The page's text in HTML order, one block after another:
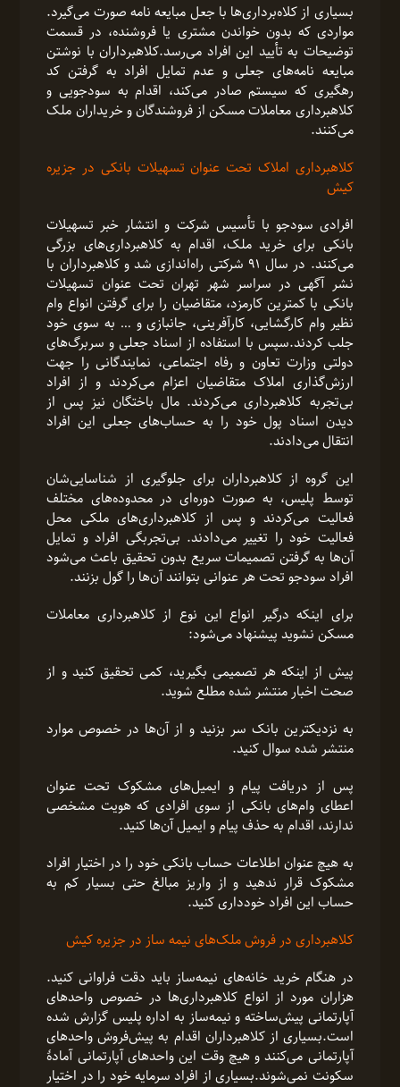
بسیاری از کلاه‌برداری‌ها با جعل مبایعه نامه صورت می‌گیرد.
مواردی که بدون خواندن مشتری یا فروشنده، در قسمت
توضیحات به تأیید این افراد می‌رسد.کلاهبرداران با نوشتن
مبایعه نامه‌های جعلی و عدم تمایل افراد به گرفتن کد
رهگیری که سیستم صادر می‌کند، اقدام به سودجویی و
کلاهبرداری معاملات مسکن از فروشندگان و خریداران ملک
می‌کنند.
کلاهبرداری املاک تحت عنوان تسهیلات بانکی در جزیره
کیش
افرادی سودجو با تأسیس شرکت‌ و انتشار خبر تسهیلات
بانکی برای خرید ملک، اقدام به کلاهبرداری‌های بزرگی
می‌کنند. در سال ۹۱ شرکتی راه‌اندازی شد و کلاهبرداران با
نشر آگهی در سراسر شهر تهران تحت عنوان تسهیلات
بانکی با کمترین کارمزد، متقاضیان را برای گرفتن انواع وام
نظیر وام کارگشایی، کارآفرینی، جانبازی و … به سوی خود
جلب کردند.سپس با استفاده از اسناد جعلی و سربرگ‌های
دولتی وزارت تعاون و رفاه اجتماعی، نمایندگانی را جهت
ارزش‌گذاری املاک متقاضیان اعزام می‌کردند و از افراد
بی‌تجربه کلاهبرداری می‌کردند. مال باختگان نیز پس از
دیدن اسناد پول خود را به حساب‌های جعلی این افراد
انتقال می‌دادند.
این گروه از کلاهبرداران برای جلوگیری از شناسایی‌شان
توسط پلیس،‌ به صورت دوره‌ای در محدوده‌های مختلف
فعالیت می‌کردند و پس از کلاهبرداری‌های ملکی محل
فعالیت خود را تغییر می‌دادند. بی‌تجربگی افراد و تمایل
آن‌ها به گرفتن تصمیمات سریع بدون تحقیق باعث می‌شود
افراد سودجو تحت هر عنوانی بتوانند آن‌ها را گول بزنند.
برای اینکه درگیر انواع این نوع از کلاهبرداری معاملات
مسکن نشوید پیشنهاد می‌شود:
پیش از اینکه هر تصمیمی بگیرید، کمی تحقیق کنید و از
صحت اخبار منتشر شده مطلع شوید.
به نزدیکترین بانک سر بزنید و از آن‌ها در خصوص موارد
منتشر شده سوال کنید.
پس از دریافت پیام و ایمیل‌های مشکوک تحت عنوان
اعطای وام‌های بانکی از سوی افرادی که هویت مشخصی
ندارند، اقدام به حذف پیام و ایمیل آن‌ها کنید.
به هیچ عنوان اطلاعات حساب بانکی خود را در اختیار افراد
مشکوک قرار ندهید و از واریز مبالغ حتی بسیار کم به
حساب این افراد خودداری کنید.
کلاهبرداری در فروش ملک‌های نیمه ساز در جزیره کیش
در هنگام خرید خانه‌های نیمه‌ساز باید دقت فراوانی کنید.
هزاران مورد از انواع کلاهبرداری‌ها در خصوص واحدهای
آپارتمانی پیش‌ساخته و نیمه‌ساز به اداره پلیس گزارش شده
است.بسیاری از کلاهبرداران اقدام به پیش‌فروش واحدهای
آپارتمانی می‌کنند و هیچ وقت این واحدهای آپارتمانی آمادۀ
سکونت نمی‌شوند.بسیاری از افراد سرمایه خود را در اختیار